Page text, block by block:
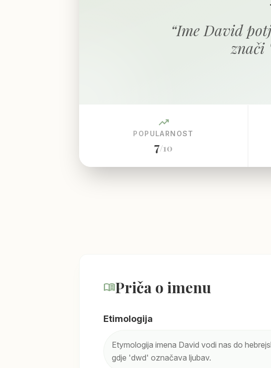
“Ime David
znači
trending_up
POPULARNOST
7/10
menu_bookPriča o imenu
Etimologija
Etymologija imena David vodi nas do
gdje 'dwd' označava ljubav.